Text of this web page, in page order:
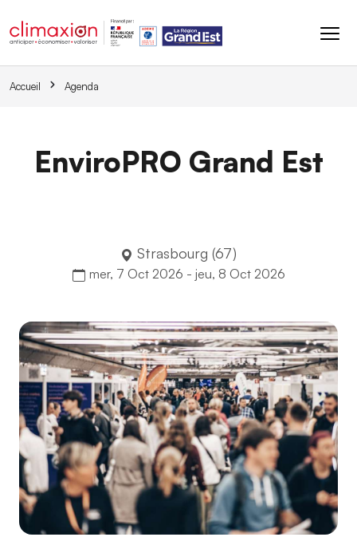
Accueil Agenda
EnviroPRO Grand Est
Strasbourg (67)
mer, 7 Oct 2026 - jeu, 8 Oct 2026